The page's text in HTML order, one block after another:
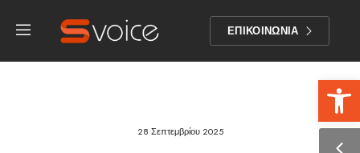
ΕΠΙΚΟΙΝΩΝΙΑ
28 Σεπτεμβρίου 2025